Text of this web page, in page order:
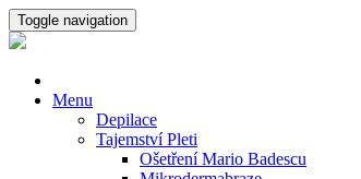
Toggle navigation
Menu
Depilace
Tajemství Pleti
Ošetření Mario Badescu